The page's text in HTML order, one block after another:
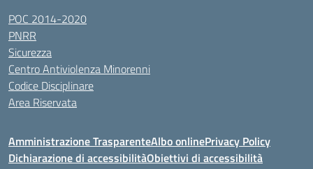
POC 2014-2020
PNRR
Sicurezza
Centro Antiviolenza Minorenni
Codice Disciplinare
Area Riservata
Amministrazione TrasparenteAlbo onlinePrivacy Policy
Dichiarazione di accessibilitàObiettivi di accessibilità